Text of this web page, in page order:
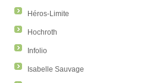
Héros-Limite
Hochroth
Infolio
Isabelle Sauvage